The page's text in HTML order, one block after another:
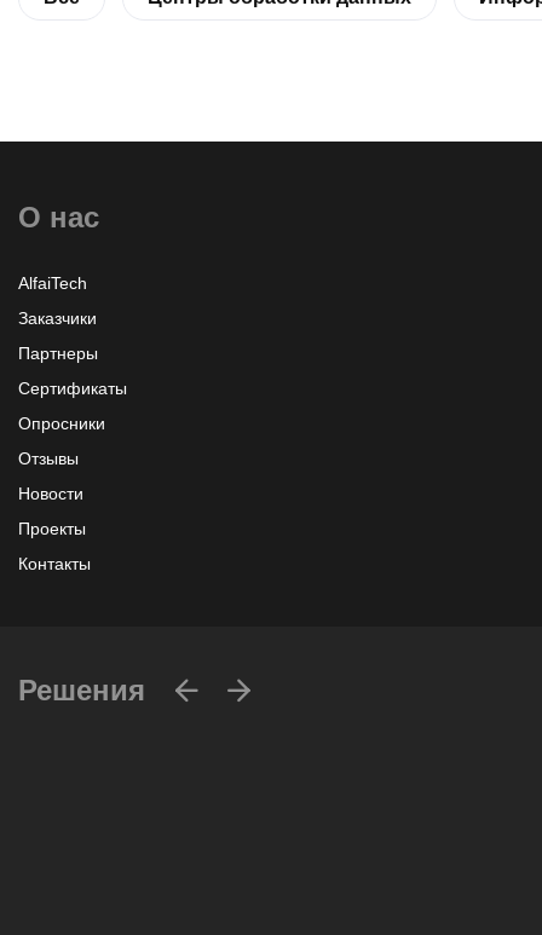
О нас
AlfaiTech
Заказчики
Партнеры
Сертификаты
Опросники
Отзывы
Новости
Проекты
Контакты
Решения